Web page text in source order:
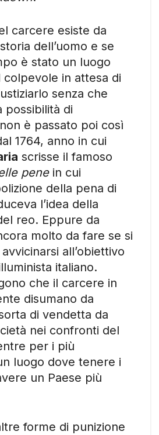
carcere esiste da
dell’uomo e se
è stato un luogo
in attesa di
senza che
possibilità di
è passato poi così
1764, anno in cui
scrisse il famoso
penein cui
della pena di
l’idea della
reo. Eppure da
molto da fare se si
all’obiettivo
italiano.
che il carcere in
disumano da
di vendetta da
nei confronti del
per i più
luogo dove tenere i
un Paese più
forme di punizione